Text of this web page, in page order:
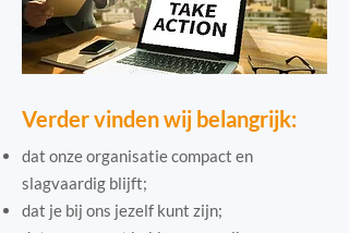
Verder vinden wij belangrijk:
dat onze organisatie compact en
slagvaardig blijft;
dat je bij ons jezelf kunt zijn;